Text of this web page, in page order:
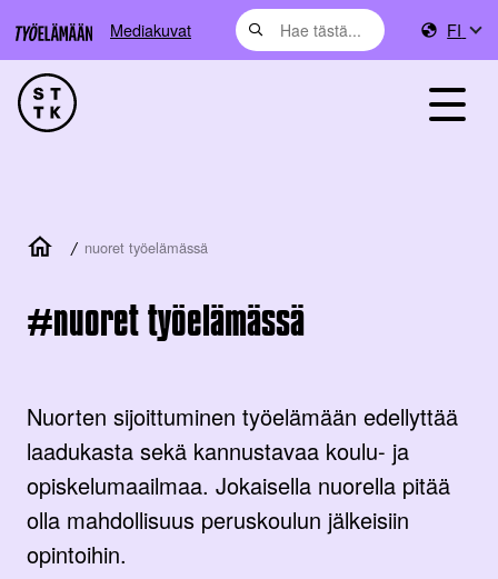
Mediakuvat FI
/ nuoret työelämässä
nuoret työelämässä
Nuorten sijoittuminen työelämään edellyttää
laadukasta sekä kannustavaa koulu- ja
opiskelumaailmaa. Jokaisella nuorella pitää
olla mahdollisuus peruskoulun jälkeisiin
opintoihin.